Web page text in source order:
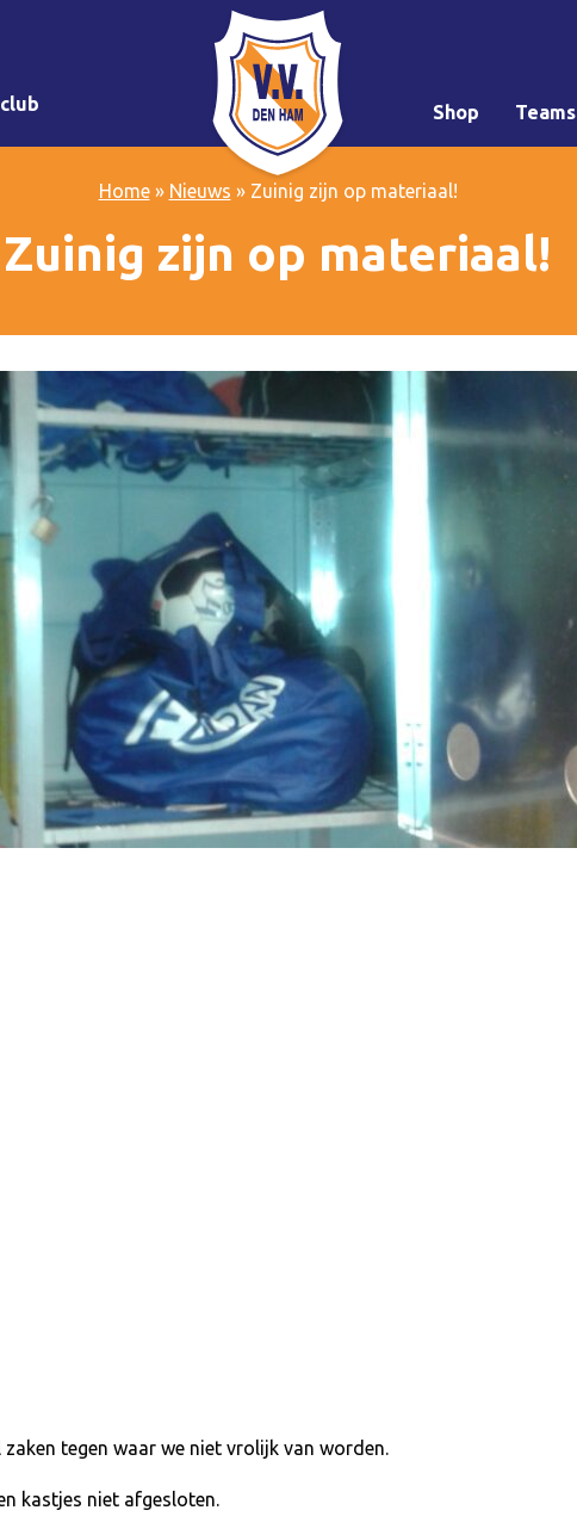
Shop Teams
Home» Nieuws » Zuinig zijn op materiaal!
Zuinig zijn op materiaal!
tegen waar we niet vrolijk van worden.
kastjes niet afgesloten.